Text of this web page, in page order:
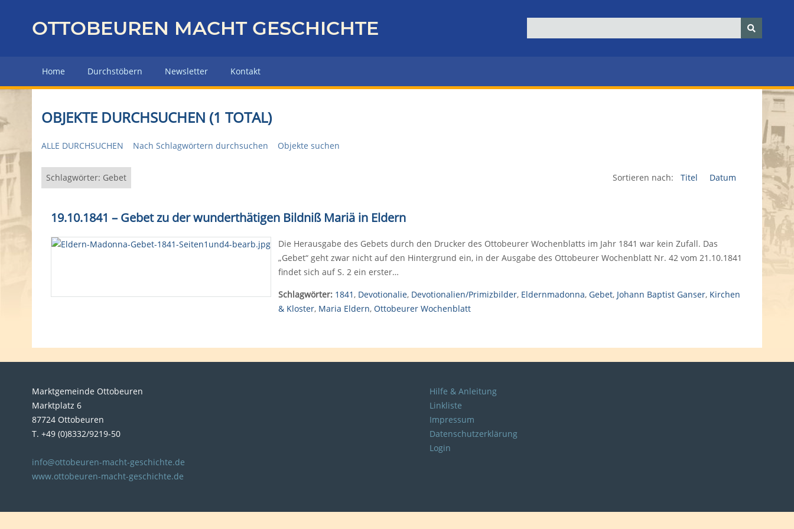
z
r
H
u
p
e
OTTOBEUREN MACHT GESCHICHTE
Home Durchstöbern Newsletter Kontakt
OBJEKTE DURCHSUCHEN (1 TOTAL)
ALLE DURCHSUCHEN Nach Schlagwörtern durchsuchen Objekte suchen
Schlagwörter: Gebet Sortieren nach: Titel Datum
19.10.1841 – Gebet zu der wunderthätigen Bildniß Mariä in Eldern
Die Herausgabe des Gebets durch den Drucker des Ottobeurer Wochenblatts im Jahr 1841 war kein Zufall. Das
„Gebet“ geht zwar nicht auf den Hintergrund ein, in der Ausgabe des Ottobeurer Wochenblatt Nr. 42 vom 21.10.1841
findet sich auf S. 2 ein erster…
Schlagwörter: 1841, Devotionalie, Devotionalien/Primizbilder, Eldernmadonna, Gebet, Johann Baptist Ganser, Kirchen
& Kloster, Maria Eldern, Ottobeurer Wochenblatt
Marktgemeinde Ottobeuren
Marktplatz 6
87724 Ottobeuren
T. +49 (0)8332/9219-50
info@ottobeuren-macht-geschichte.de
www.ottobeuren-macht-geschichte.de
Hilfe & Anleitung
Linkliste
Impressum
Datenschutzerklärung
Login